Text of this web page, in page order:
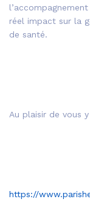
réel impact sur la
de santé.
Au plaisir de vous
https://